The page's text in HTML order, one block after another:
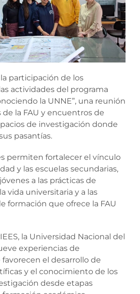
participación de los
actividades del programa
la UNNE”, una reunión
la FAU y encuentros de
de investigación donde
pasantías.
permiten fortalecer el vínculo
y las escuelas secundarias,
a las prácticas de
vida universitaria y a las
formación que ofrece la FAU
la Universidad Nacional del
experiencias de
el desarrollo de
y el conocimiento de los
desde etapas